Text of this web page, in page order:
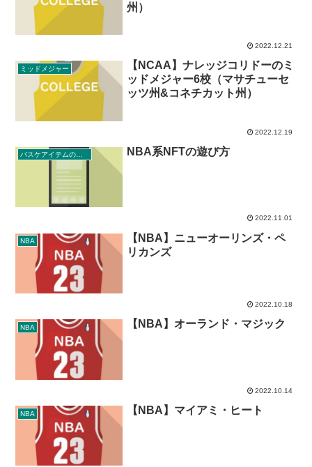
州）
2022.12.21
ミッドメジャー
【NCAA】ナレッジコリドーのミ
ッドメジャー6校（マサチューセ
ッツ州&コネチカット州）
2022.12.19
バスケアイテムの購入方法 NBA系NFTの遊び方
2022.11.01
NBA
【NBA】ニューオーリンズ・ペ
リカンズ
2022.10.18
NBA 【NBA】オーランド・マジック
2022.10.14
NBA 【NBA】マイアミ・ヒート